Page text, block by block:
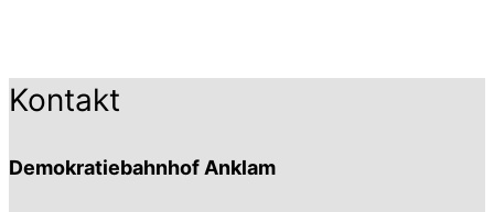
Kontakt
Demokratiebahnhof Anklam